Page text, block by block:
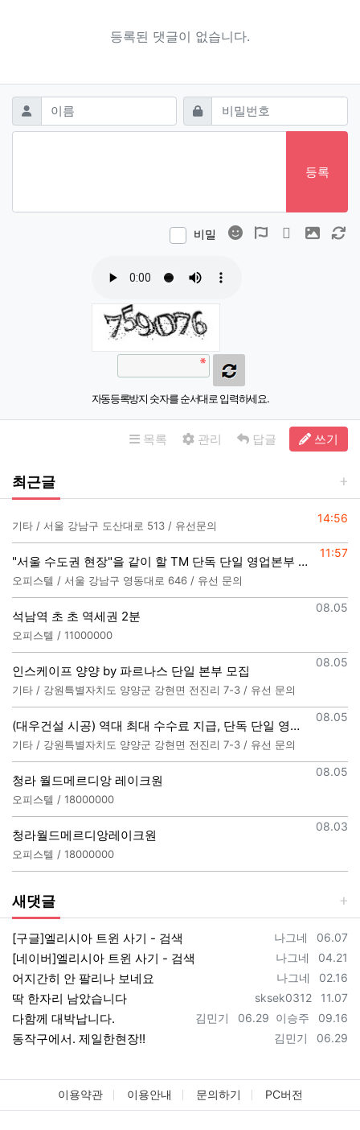
등록된 댓글이 없습니다.
댓글쓰기
이름 필수 비밀번호필수
등록
비밀 이모티콘폰트어썸
동영상 이미지
자동등록방지 숫자를 순서대로 입력하세요.
목록 관리 답글 쓰기
최근글
등록일
14:56
기타 / 서울 강남구 도산대로 513 / 유선문의
등록일
11:57
"서울 수도권 현장"을 같이 할 TM 단독 단일 영업본부 팀 선착순 모집
오피스텔 / 서울 강남구 영동대로 646 / 유선 문의
등록일
08.05
석남역 초 초 역세권 2분
오피스텔 / 11000000
등록일
08.05
인스케이프 양양 by 파르나스 단일 본부 모집
기타 / 강원특별자치도 양양군 강현면 전진리 7-3 / 유선 문의
등록일
08.05
(대우건설 시공) 역대 최대 수수료 지급, 단독 단일 영업본부 선착순 모집 (팀,팀원 개별문의 가능)
기타 / 강원특별자치도 양양군 강현면 전진리 7-3 / 유선 문의
등록일
08.05
청라 월드메르디앙 레이크원
오피스텔 / 18000000
등록일
08.03
청라월드메르디앙레이크원
오피스텔 / 18000000
새댓글
등록자
나그네 등록일
06.07
[구글]엘리시아 트윈 사기 - 검색
등록자
나그네 등록일
04.21
[네이버]엘리시아 트윈 사기 - 검색
등록자
나그네 등록일
02.16
어지간히 안 팔리나 보네요
등록자
sksek0312 등록일
11.07
딱 한자리 남았습니다
등록자
이승주 등록일
09.16
등록자
김민기 등록일
06.29
다함께 대박납니다.
등록자
김민기 등록일
06.29
동작구에서. 제일한현장!!
이용약관 이용안내 문의하기 PC버전